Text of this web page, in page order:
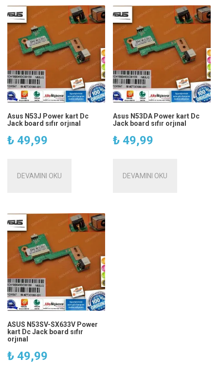
Asus N53J Power kart Dc
Jack board sıfır orjınal
₺ 49,99
DEVAMINI OKU
Asus N53DA Power kart Dc
Jack board sıfır orjınal
₺ 49,99
DEVAMINI OKU
ASUS N53SV-SX633V Power
kart Dc Jack board sıfır
orjınal
₺ 49,99